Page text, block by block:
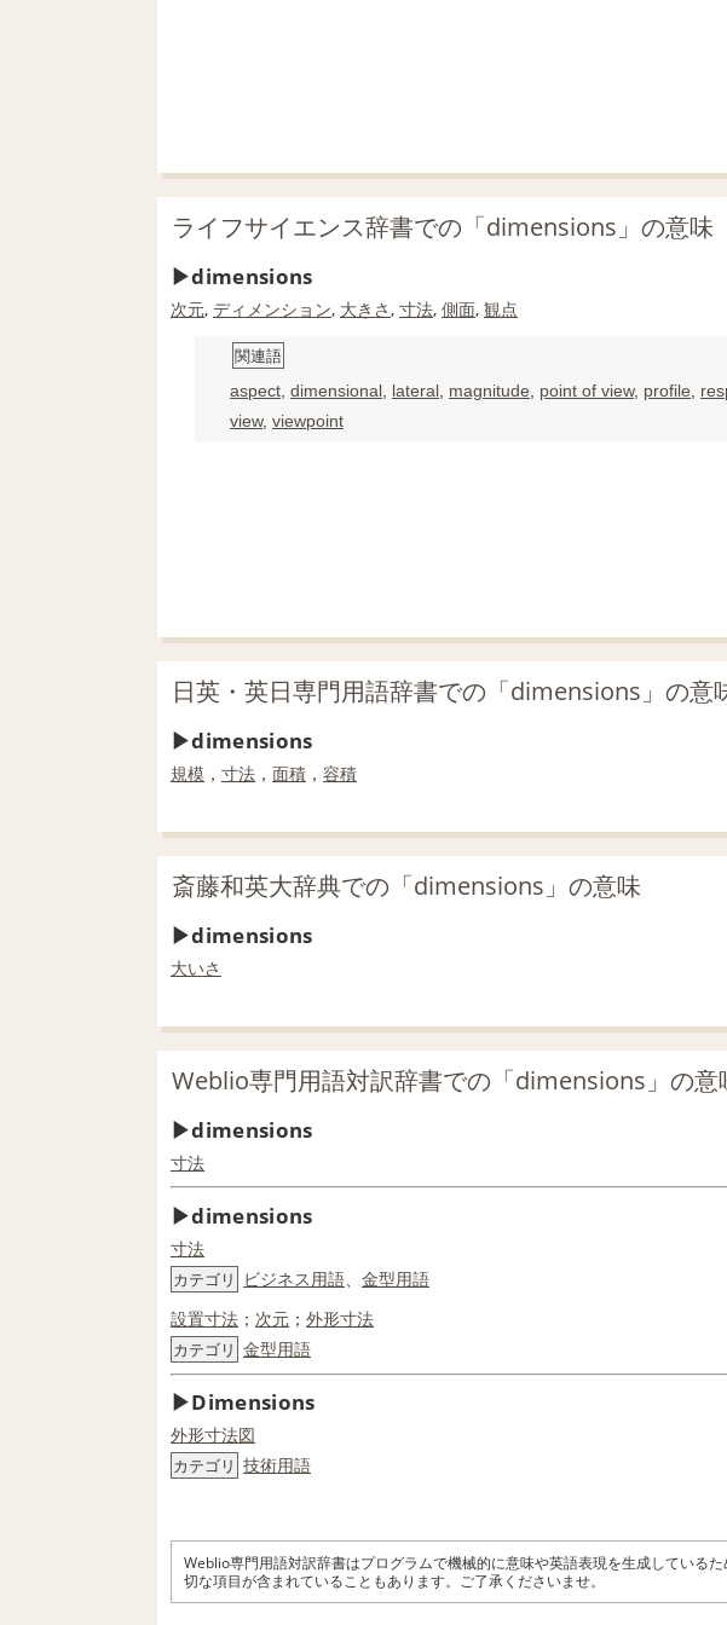
ライフサイエンス辞書での「dimensions」の意味
dimensions
次元, ディメンション, 大きさ, 寸法, 側面, 観点
関連語
aspect, dimensional, lateral, magnitude, point of view, profile,
view, viewpoint
日英・英日専門用語辞書での「dimensions」の意
dimensions
規模 ， 寸法 ， 面積 ， 容積
斎藤和英大辞典での「dimensions」の意味
dimensions
大いさ
Weblio専門用語対訳辞書での「dimensions」の意
dimensions
寸法
dimensions
寸法
カテゴリ ビジネス用語
金型用語
設置寸法 ； 次元 ； 外形寸法
カテゴリ 金型用語
Dimensions
外形寸法図
カテゴリ 技術用語
Weblio専門用語対訳辞書はプログラムで機械的に意味や英語表現を生成しているた
切な項目が含まれていることもあります。ご了承くださいませ。